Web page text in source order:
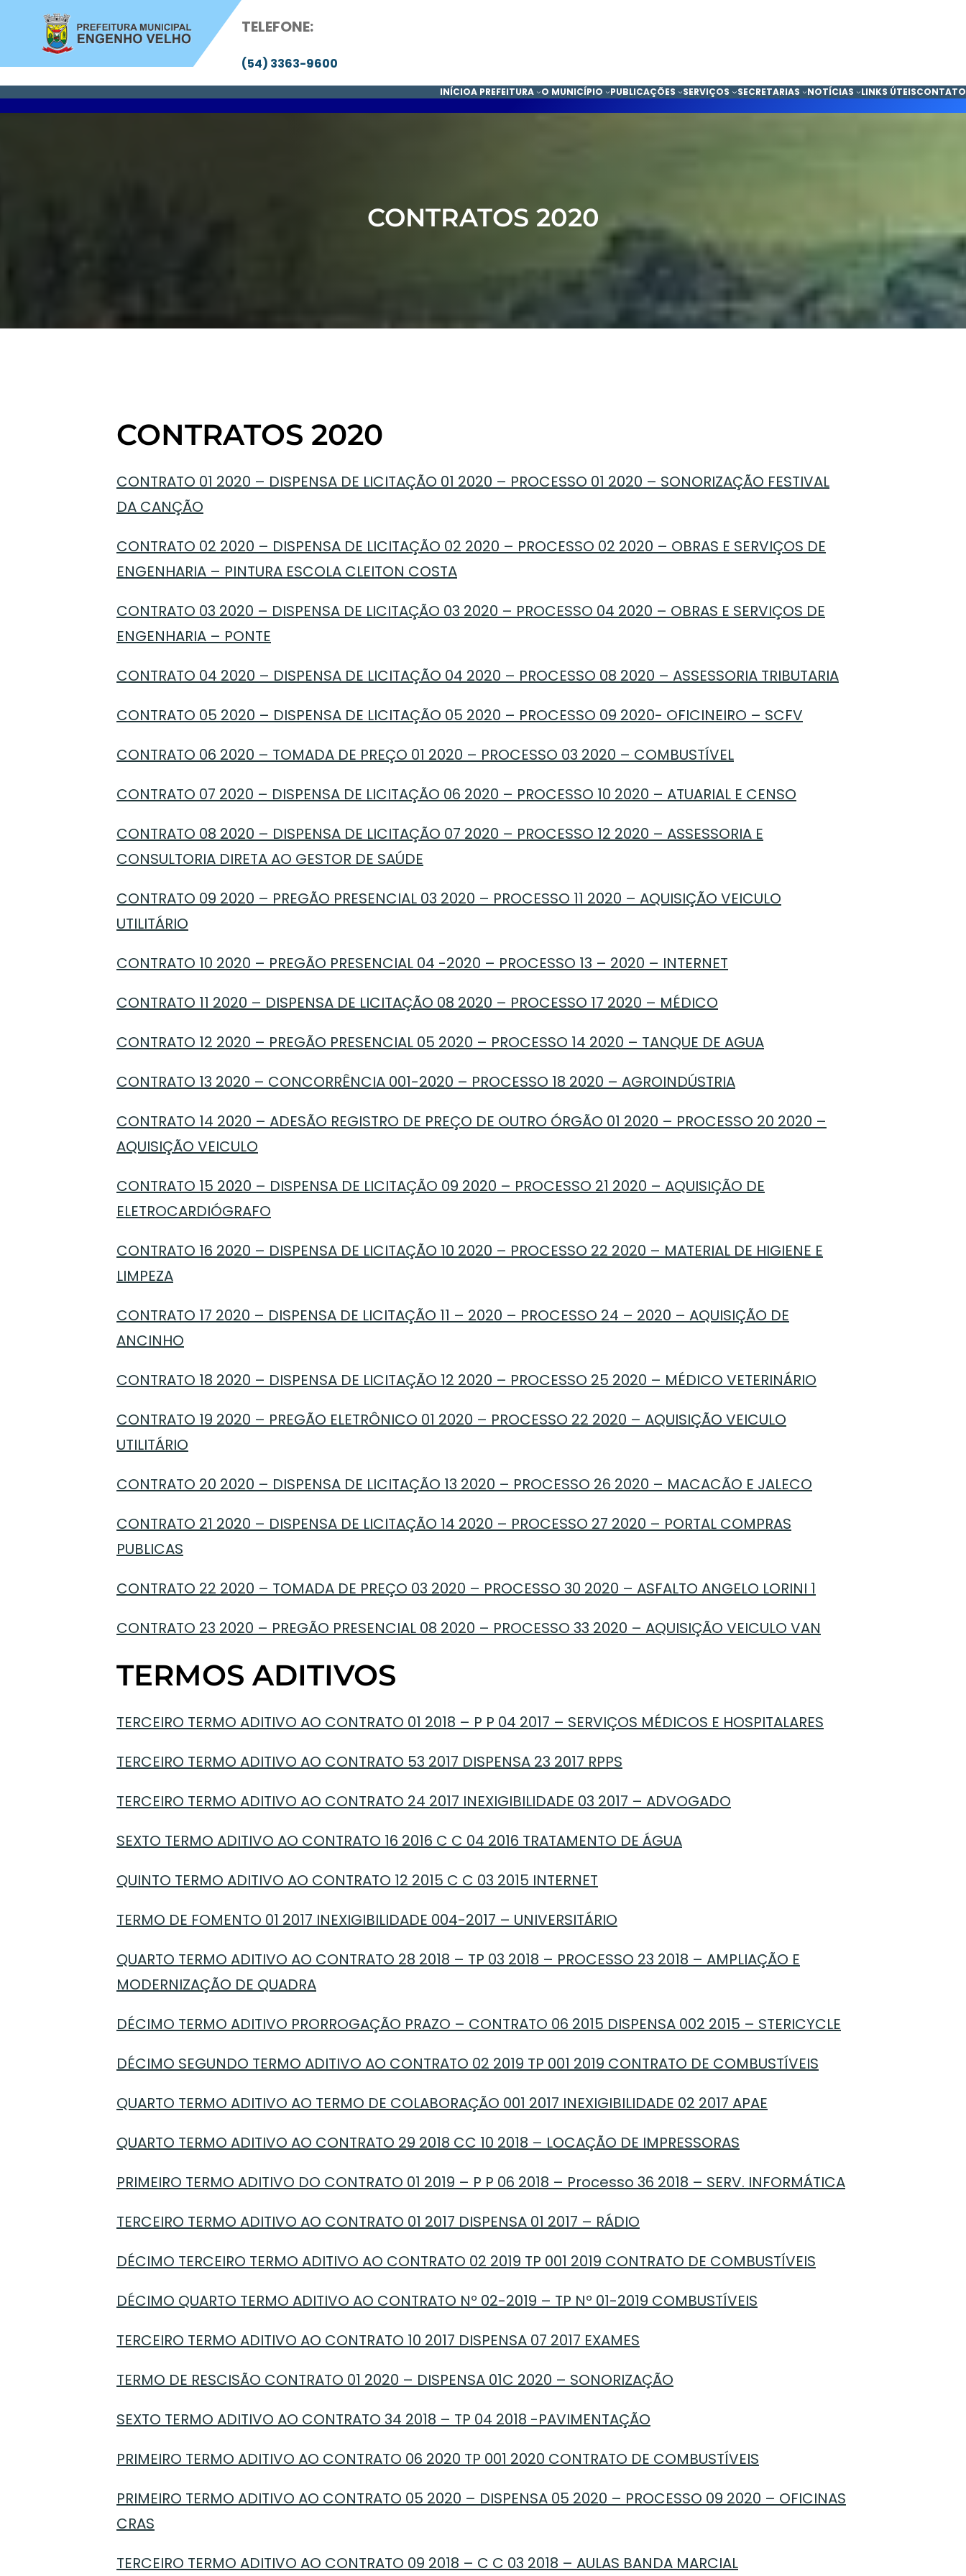
o
conteúdo
TELEFONE:
(54) 3363-9600
INÍCIOA PREFEITURA O MUNICÍPIO PUBLICAÇÕES SERVIÇOS SECRETARIAS NOTÍCIAS LINKS ÚTEISCONTATO
CONTRATOS 2020
CONTRATOS 2020
CONTRATO 01 2020 – DISPENSA DE LICITAÇÃO 01 2020 – PROCESSO 01 2020 – SONORIZAÇÃO FESTIVAL
DA CANÇÃO
CONTRATO 02 2020 – DISPENSA DE LICITAÇÃO 02 2020 – PROCESSO 02 2020 – OBRAS E SERVIÇOS DE
ENGENHARIA – PINTURA ESCOLA CLEITON COSTA
CONTRATO 03 2020 – DISPENSA DE LICITAÇÃO 03 2020 – PROCESSO 04 2020 – OBRAS E SERVIÇOS DE
ENGENHARIA – PONTE
CONTRATO 04 2020 – DISPENSA DE LICITAÇÃO 04 2020 – PROCESSO 08 2020 – ASSESSORIA TRIBUTARIA
CONTRATO 05 2020 – DISPENSA DE LICITAÇÃO 05 2020 – PROCESSO 09 2020- OFICINEIRO – SCFV
CONTRATO 06 2020 – TOMADA DE PREÇO 01 2020 – PROCESSO 03 2020 – COMBUSTÍVEL
CONTRATO 07 2020 – DISPENSA DE LICITAÇÃO 06 2020 – PROCESSO 10 2020 – ATUARIAL E CENSO
CONTRATO 08 2020 – DISPENSA DE LICITAÇÃO 07 2020 – PROCESSO 12 2020 – ASSESSORIA E
CONSULTORIA DIRETA AO GESTOR DE SAÚDE
CONTRATO 09 2020 – PREGÃO PRESENCIAL 03 2020 – PROCESSO 11 2020 – AQUISIÇÃO VEICULO
UTILITÁRIO
CONTRATO 10 2020 – PREGÃO PRESENCIAL 04 -2020 – PROCESSO 13 – 2020 – INTERNET
CONTRATO 11 2020 – DISPENSA DE LICITAÇÃO 08 2020 – PROCESSO 17 2020 – MÉDICO
CONTRATO 12 2020 – PREGÃO PRESENCIAL 05 2020 – PROCESSO 14 2020 – TANQUE DE AGUA
CONTRATO 13 2020 – CONCORRÊNCIA 001-2020 – PROCESSO 18 2020 – AGROINDÚSTRIA
CONTRATO 14 2020 – ADESÃO REGISTRO DE PREÇO DE OUTRO ÓRGÃO 01 2020 – PROCESSO 20 2020 –
AQUISIÇÃO VEICULO
CONTRATO 15 2020 – DISPENSA DE LICITAÇÃO 09 2020 – PROCESSO 21 2020 – AQUISIÇÃO DE
ELETROCARDIÓGRAFO
CONTRATO 16 2020 – DISPENSA DE LICITAÇÃO 10 2020 – PROCESSO 22 2020 – MATERIAL DE HIGIENE E
LIMPEZA
CONTRATO 17 2020 – DISPENSA DE LICITAÇÃO 11 – 2020 – PROCESSO 24 – 2020 – AQUISIÇÃO DE
ANCINHO
CONTRATO 18 2020 – DISPENSA DE LICITAÇÃO 12 2020 – PROCESSO 25 2020 – MÉDICO VETERINÁRIO
CONTRATO 19 2020 – PREGÃO ELETRÔNICO 01 2020 – PROCESSO 22 2020 – AQUISIÇÃO VEICULO
UTILITÁRIO
CONTRATO 20 2020 – DISPENSA DE LICITAÇÃO 13 2020 – PROCESSO 26 2020 – MACACÃO E JALECO
CONTRATO 21 2020 – DISPENSA DE LICITAÇÃO 14 2020 – PROCESSO 27 2020 – PORTAL COMPRAS
PUBLICAS
CONTRATO 22 2020 – TOMADA DE PREÇO 03 2020 – PROCESSO 30 2020 – ASFALTO ANGELO LORINI 1
CONTRATO 23 2020 – PREGÃO PRESENCIAL 08 2020 – PROCESSO 33 2020 – AQUISIÇÃO VEICULO VAN
TERMOS ADITIVOS
TERCEIRO TERMO ADITIVO AO CONTRATO 01 2018 – P P 04 2017 – SERVIÇOS MÉDICOS E HOSPITALARES
TERCEIRO TERMO ADITIVO AO CONTRATO 53 2017 DISPENSA 23 2017 RPPS
TERCEIRO TERMO ADITIVO AO CONTRATO 24 2017 INEXIGIBILIDADE 03 2017 – ADVOGADO
SEXTO TERMO ADITIVO AO CONTRATO 16 2016 C C 04 2016 TRATAMENTO DE ÁGUA
QUINTO TERMO ADITIVO AO CONTRATO 12 2015 C C 03 2015 INTERNET
TERMO DE FOMENTO 01 2017 INEXIGIBILIDADE 004-2017 – UNIVERSITÁRIO
QUARTO TERMO ADITIVO AO CONTRATO 28 2018 – TP 03 2018 – PROCESSO 23 2018 – AMPLIAÇÃO E
MODERNIZAÇÃO DE QUADRA
DÉCIMO TERMO ADITIVO PRORROGAÇÃO PRAZO – CONTRATO 06 2015 DISPENSA 002 2015 – STERICYCLE
DÉCIMO SEGUNDO TERMO ADITIVO AO CONTRATO 02 2019 TP 001 2019 CONTRATO DE COMBUSTÍVEIS
QUARTO TERMO ADITIVO AO TERMO DE COLABORAÇÃO 001 2017 INEXIGIBILIDADE 02 2017 APAE
QUARTO TERMO ADITIVO AO CONTRATO 29 2018 CC 10 2018 – LOCAÇÃO DE IMPRESSORAS
PRIMEIRO TERMO ADITIVO DO CONTRATO 01 2019 – P P 06 2018 – Processo 36 2018 – SERV. INFORMÁTICA
TERCEIRO TERMO ADITIVO AO CONTRATO 01 2017 DISPENSA 01 2017 – RÁDIO
DÉCIMO TERCEIRO TERMO ADITIVO AO CONTRATO 02 2019 TP 001 2019 CONTRATO DE COMBUSTÍVEIS
DÉCIMO QUARTO TERMO ADITIVO AO CONTRATO Nº 02-2019 – TP Nº 01-2019 COMBUSTÍVEIS
TERCEIRO TERMO ADITIVO AO CONTRATO 10 2017 DISPENSA 07 2017 EXAMES
TERMO DE RESCISÃO CONTRATO 01 2020 – DISPENSA 01C 2020 – SONORIZAÇÃO
SEXTO TERMO ADITIVO AO CONTRATO 34 2018 – TP 04 2018 -PAVIMENTAÇÃO
PRIMEIRO TERMO ADITIVO AO CONTRATO 06 2020 TP 001 2020 CONTRATO DE COMBUSTÍVEIS
PRIMEIRO TERMO ADITIVO AO CONTRATO 05 2020 – DISPENSA 05 2020 – PROCESSO 09 2020 – OFICINAS
CRAS
TERCEIRO TERMO ADITIVO AO CONTRATO 09 2018 – C C 03 2018 – AULAS BANDA MARCIAL